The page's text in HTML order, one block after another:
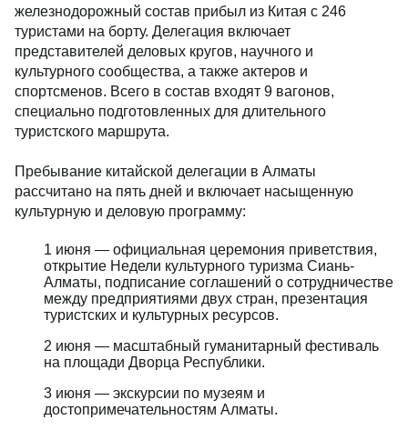
железнодорожный состав прибыл из Китая с 246
туристами на борту. Делегация включает
представителей деловых кругов, научного и
культурного сообщества, а также актеров и
спортсменов. Всего в состав входят 9 вагонов,
специально подготовленных для длительного
туристского маршрута.
Пребывание китайской делегации в Алматы
рассчитано на пять дней и включает насыщенную
культурную и деловую программу:
1 июня — официальная церемония приветствия,
открытие Недели культурного туризма Сиань-
Алматы, подписание соглашений о сотрудничестве
между предприятиями двух стран, презентация
туристских и культурных ресурсов.
2 июня — масштабный гуманитарный фестиваль
на площади Дворца Республики.
3 июня — экскурсии по музеям и
достопримечательностям Алматы.